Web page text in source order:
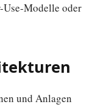
Use-Modelle oder
und Anlagen